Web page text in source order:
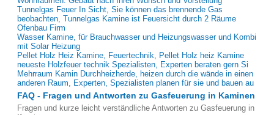
Tunnelgas Feuer In Sicht, Sie können das brennende Gas
beobachten, Tunnelgas Kamine ist Feuersicht durch 2 Räume
Ofenbau Firm
Wasser Kamine, für Brauchwasser und Heizungswasser und Kombi
mit Solar Heizung
Pellet Holz Heiz Kamine, Feuertechnik, Pellet Holz heiz Kamine
neueste Holzfeuer technik Spezialisten, Experten beraten gern Si
Mehrraum Kamin Durchheizherde, heizen durch die wände in einen
anderen Raum, Experten, Spezialisten planen für sie und bauen au
FAQ - Fragen und Antworten zu Gasfeuerung in Kaminen
Fragen und kurze leicht verständliche Antworten zu Gasfeuerung in